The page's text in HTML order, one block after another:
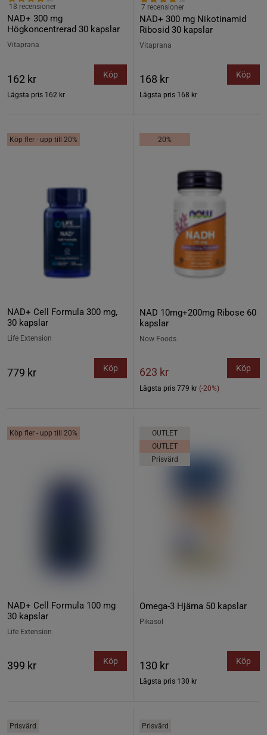
NAD+ 300 mg
Högkoncentrerad 30 kapslar
18 recensioner
Vitaprana
162 kr
Lägsta pris 162 kr
Köp
NAD+ 300 mg Nikotinamid
Ribosid 30 kapslar
7 recensioner
Vitaprana
168 kr
Lägsta pris 168 kr
Köp
Köp fler - upp till 20%
NAD+ Cell Formula 300 mg,
30 kapslar
Life Extension
779 kr Köp
20%
NAD 10mg+200mg Ribose 60
kapslar
Now Foods
623 kr
Lägsta pris 779 kr (-20%)
Köp
Köp fler - upp till 20%
NAD+ Cell Formula 100 mg
30 kapslar
Life Extension
399 kr Köp
OUTLET
OUTLET
Prisvärd
Omega-3 Hjärna 50 kapslar
Pikasol
130 kr
Lägsta pris 130 kr
Köp
Prisvärd Prisvärd